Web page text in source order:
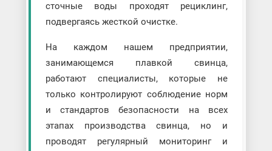
сточные воды проходят рециклинг,
подвергаясь жесткой очистке.
На каждом нашем предприятии,
занимающемся плавкой свинца,
работают специалисты, которые не
только контролируют соблюдение норм
и стандартов безопасности на всех
этапах производства свинца, но и
проводят регулярный мониторинг и